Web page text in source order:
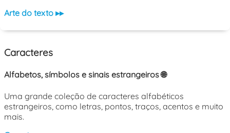
Arte do texto ▸▸
Caracteres
Alfabetos, símbolos e sinais estrangeiros 🌐
Uma grande coleção de caracteres alfabéticos
estrangeiros, como letras, pontos, traços, acentos e muito
mais.